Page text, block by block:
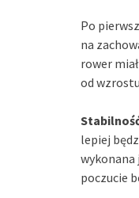
Po
na
rower
od
lepiej
wykonana
poczucie